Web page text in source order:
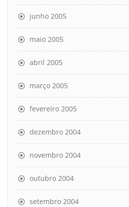
junho 2005
maio 2005
abril 2005
março 2005
fevereiro 2005
dezembro 2004
novembro 2004
outubro 2004
setembro 2004